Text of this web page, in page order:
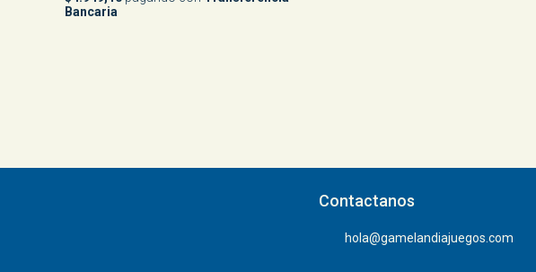
Bancaria
Contactanos
hola@gamelandiajuegos.com